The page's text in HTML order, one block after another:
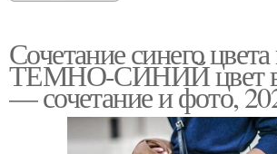
Сочетание синего
ТЕМНО-СИНИЙ цвет в
— сочетание и фото,